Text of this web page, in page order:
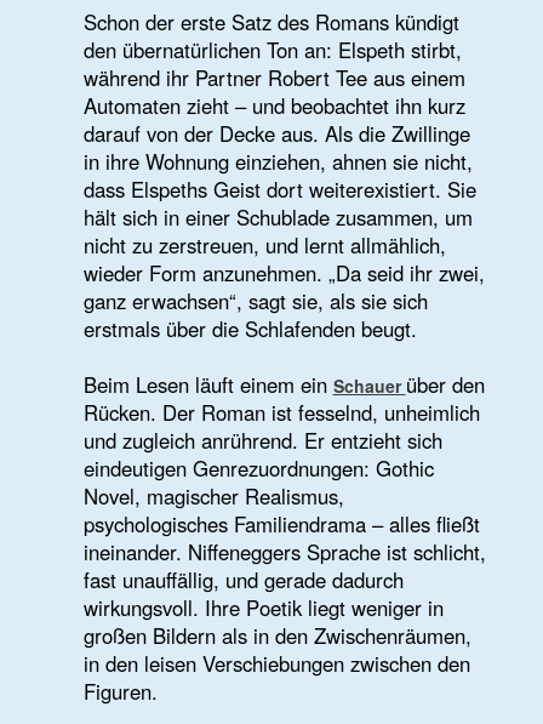
Nicht alles an diesem Buch ist aus meiner
Sicht gelungen. Der Schluss wirkt
stellenweise zu effekthaft, zu sehr auf
Überraschung hin konstruiert. Doch dass ich
Jahre später noch an die Zwillinge denke,
liegt an der Intensität ihrer Beziehung und an
den unbequemen Fragen, die der Roman
stellt: Wie viel sind wir bereit, für unser
eigenes Dasein zu opfern? Wie weit reicht
unsere Verantwortung für andere – und wo
beginnt die für uns selbst?
Vielleicht lässt mich dieser Roman nicht los,
weil er eine Urangst berührt: die Angst, im
Anderen aufzugehen oder durch das Erbe der
Vergangenheit die eigene Form zu verlieren.
Diese dunkle Faszination für die schmale
meines eigenen RomansHungergesang
begleitet. Dort stehen dieDrillinge Mara,
Lara und Sara vor einer ähnlichen
Herausforderung: in einem verwaisten Raum
ihre eigene Stimme zu finden, während die
Schatten der Herkunft bereits nach ihnen
greifen.